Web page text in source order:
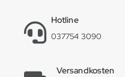
Hotline
037754 3090
Versandkosten